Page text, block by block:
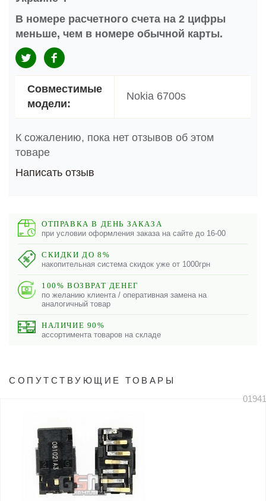
В номере расчетного счета на 2 цифры
меньше, чем в номере обычной карты.
Совместимые
модели:
Nokia 6700s
К сожалению, пока нет отзывов об этом
товаре
Написать отзыв
ОТПРАВКА В ДЕНЬ ЗАКАЗА
при условии оформления заказа на сайте до 16-00
СКИДКИ ДО 8%
накопительная система скидок уже от 1000грн
100% ВОЗВРАТ ДЕНЕГ
по желанию клиента / оперативная замена на
аналогичный товар
НАЛИЧИЕ 90%
ассортимента товаров на складе
СОПУТСТВУЮЩИЕ ТОВАРЫ